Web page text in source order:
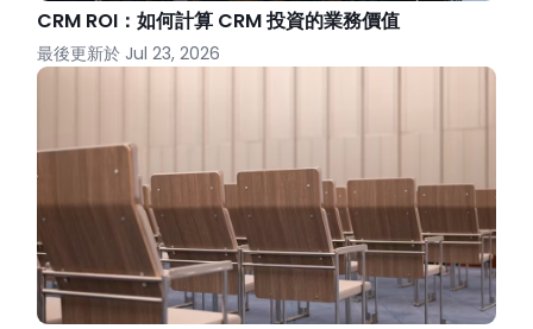
CRM ROI：如何計算 CRM 投資的業務價值
最後更新於 Jul 23, 2026